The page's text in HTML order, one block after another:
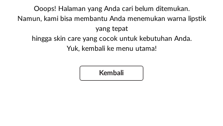
Ooops! Halaman yang Anda cari belum ditemukan.
Namun, kami bisa membantu Anda menemukan warna lipstik
yang tepat
hingga skin care yang cocok untuk kebutuhan Anda.
Yuk, kembali ke menu utama!
Kembali